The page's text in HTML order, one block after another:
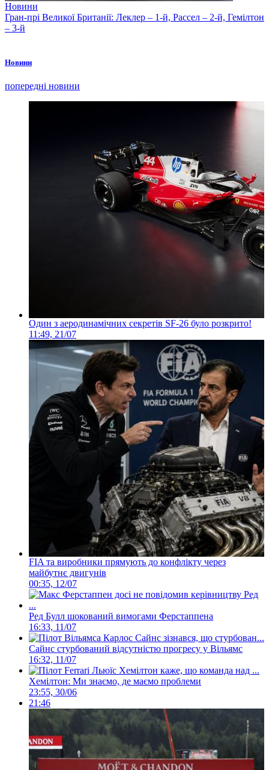
Новини
Гран-прі Великої Британії: Леклер – 1-й, Рассел – 2-й, Гемілтон
– 3-й
Новини
попередні новини
Один з аеродинамічних секретів SF-26 було розкрито!
11:49, 21/07
FIA та виробники прямують до конфлікту через
майбутнє двигунів
00:35, 12/07
Ред Булл шокований вимогами Ферстаппена
16:33, 11/07
Сайнс стурбований відсутністю прогресу у Вільямс
16:32, 11/07
Хемілтон: Ми знаємо, де маємо проблеми
23:55, 30/06
21:46